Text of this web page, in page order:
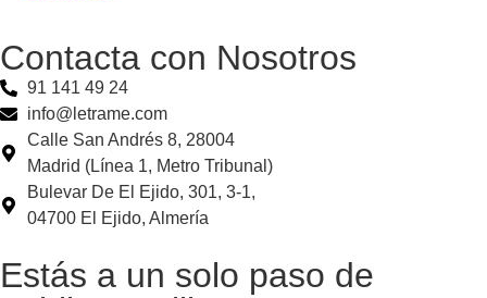
Contacta con Nosotros
91 141 49 24
info@letrame.com
Calle San Andrés 8, 28004
Madrid (Línea 1, Metro Tribunal)
Bulevar De El Ejido, 301, 3-1,
04700 El Ejido, Almería
Estás a un solo paso de